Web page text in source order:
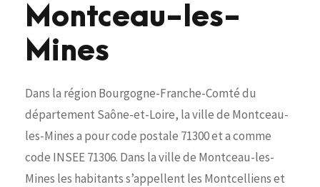
Montceau-les-
Mines
Dans la région Bourgogne-Franche-Comté du
département Saône-et-Loire, la ville de Montceau-
les-Mines a pour code postale 71300 et a comme
code INSEE 71306. Dans la ville de Montceau-les-
Mines les habitants s’appellent les Montcelliens et